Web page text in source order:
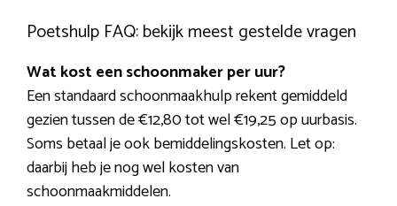
Poetshulp FAQ: bekijk meest gestelde vragen
Wat kost een schoonmaker per uur?
Een standaard schoonmaakhulp rekent gemiddeld
gezien tussen de €12,80 tot wel €19,25 op uurbasis.
Soms betaal je ook bemiddelingskosten. Let op:
daarbij heb je nog wel kosten van
schoonmaakmiddelen.